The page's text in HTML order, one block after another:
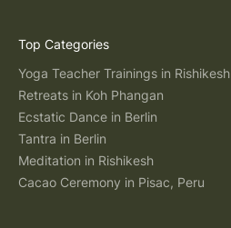
Top Categories
Yoga Teacher Trainings in Rishikesh
Retreats in Koh Phangan
Ecstatic Dance in Berlin
Tantra in Berlin
Meditation in Rishikesh
Cacao Ceremony in Pisac, Peru